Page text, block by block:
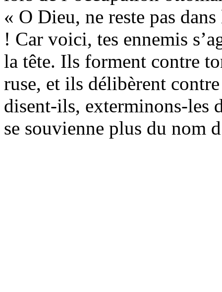
« O Dieu, ne reste pas
! Car voici, tes ennemis
la tête. Ils forment contre
ruse, et ils délibèrent
disent-ils, exterminons-les
se souvienne plus du nom